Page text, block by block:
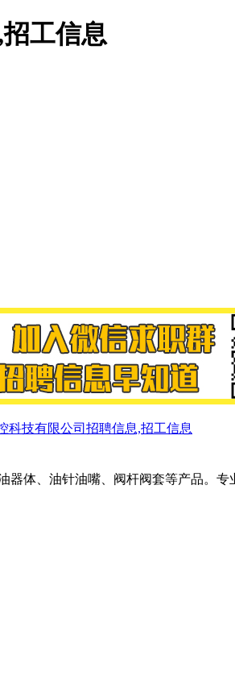
工信息
科技有限公司招聘信息,招工信息
体、油针油嘴、阀杆阀套等产品。